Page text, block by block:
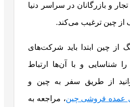
و بازرگانان در سراسر دنیا
از چین ترغیب می‌کند.
از چین ابتدا باید شرکت‌های
را شناسایی و با آن‌ها ارتباط
از طریق سفر به چین و
عمده فروشی چین، مراجعه به